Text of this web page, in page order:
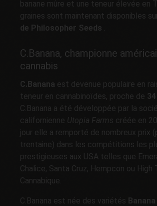
banane mûre et une teneur élevée en
graines sont maintenant disponibles
de Philosopher Seeds
C.Banana, championne
cannabis
C.Banana est devenue populaire en
teneur en cannabinoïdes, proche de
C.Banana a été développée par la
californienne Utopia Farms créée en
jour elle a remporté de nombreux prix
trentaine) dans les compétitions les
prestigieuses aux USA telles que
Chalice, Santa Cruz, Hempcon ou High
Cannabique.
C.Banana est née des variétés